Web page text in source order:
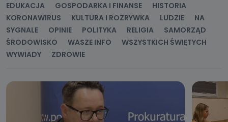
EDUKACJA
GOSPODARKA I FINANSE
HISTORIA
KORONAWIRUS
KULTURA I ROZRYWKA LUDZIE
NA
SYGNALE
OPINIE POLITYKA RELIGIA
SAMORZĄD
ŚRODOWISKO
WASZE INFO
WSZYSTKICH ŚWIĘTYCH
WYWIADY
ZDROWIE